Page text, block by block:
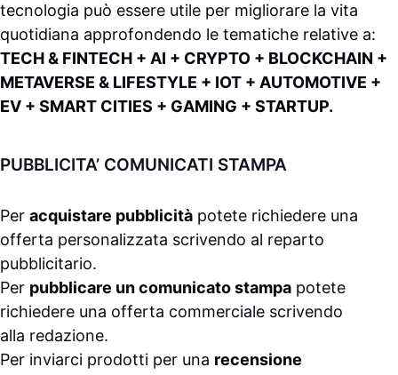
tecnologia può essere utile per migliorare la vita
quotidiana approfondendo le tematiche relative a:
TECH & FINTECH + AI + CRYPTO + BLOCKCHAIN +
METAVERSE & LIFESTYLE + IOT + AUTOMOTIVE +
EV + SMART CITIES + GAMING + STARTUP.
PUBBLICITA’ COMUNICATI STAMPA
Per acquistare pubblicità potete richiedere una
offerta personalizzata scrivendo al reparto
pubblicitario.
Per pubblicare un comunicato stampa potete
richiedere una offerta commerciale scrivendo
alla redazione.
Per inviarci prodotti per una recensione